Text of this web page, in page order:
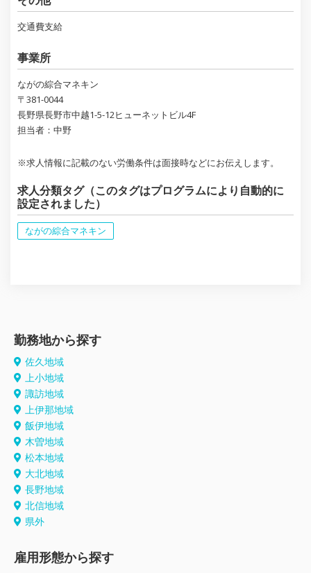
交通費支給
事業所
ながの綜合マネキン
〒381-0044
長野県長野市中越1-5-12ヒューネットビル4F
担当者：中野
※求人情報に記載のない労働条件は面接時などにお伝えします。
求人分類タグ（このタグはプログラムにより自動的に
設定されました）
ながの綜合マネキン
勤務地から探す
佐久地域
上小地域
諏訪地域
上伊那地域
飯伊地域
木曽地域
松本地域
大北地域
長野地域
北信地域
県外
雇用形態から探す